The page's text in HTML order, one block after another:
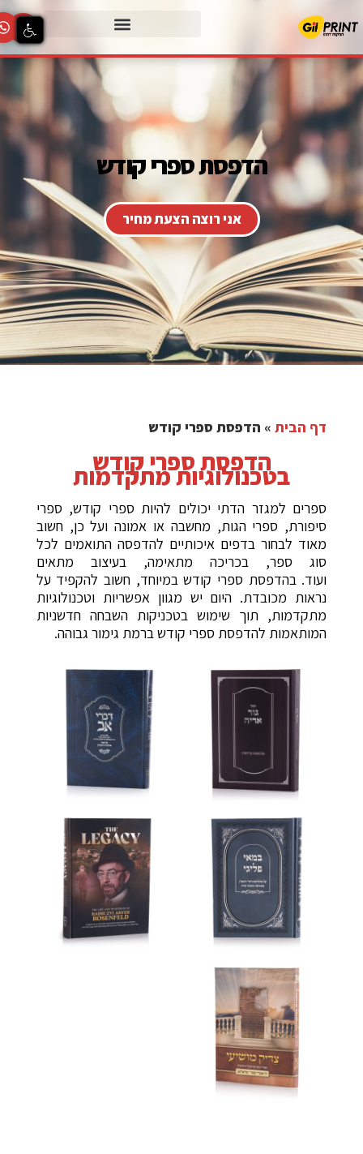
הדפסת ספרי קודש
אני רוצה הצעת מחיר
דף הבית» הדפסת ספרי קודש
הדפסת ספרי קודש
בטכנולוגיות מתקדמות
ספרים למגזר הדתי יכולים להיות ספרי קודש, ספרי
סיפורת, ספרי הגות, מחשבה או אמונה ועל כן, חשוב
מאוד לבחור בדפים איכותיים להדפסה התואמים לכל
סוג ספר, בכריכה מתאימה, בעיצוב מתאים
ועוד. בהדפסת ספרי קודש במיוחד, חשוב להקפיד על
נראות מכובדת. היום יש מגוון אפשריות וטכנולוגיות
מתקדמות, תוך שימוש בטכניקות השבחה חדשניות
המותאמות להדפסת ספרי קודש ברמת גימור גבוהה.